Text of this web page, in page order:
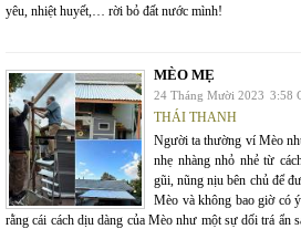
yêu, nhiệt huyết,… rời bỏ đất nước mình!
MÈO MẸ
24 Tháng Mười 2023 3:58
THÁI THANH
Người ta thường ví Mèo
nhẹ nhàng nhỏ nhẻ từ
gũi, nũng nịu bên chủ để
Mèo và không bao giờ có
rằng cái cách dịu dàng của Mèo như một sự dối trá ẩn